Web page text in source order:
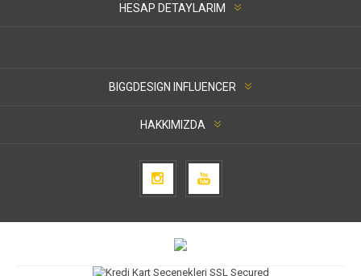
HESAP DETAYLARIM
BIGGDESIGN INFLUENCER
HAKKIMIZDA